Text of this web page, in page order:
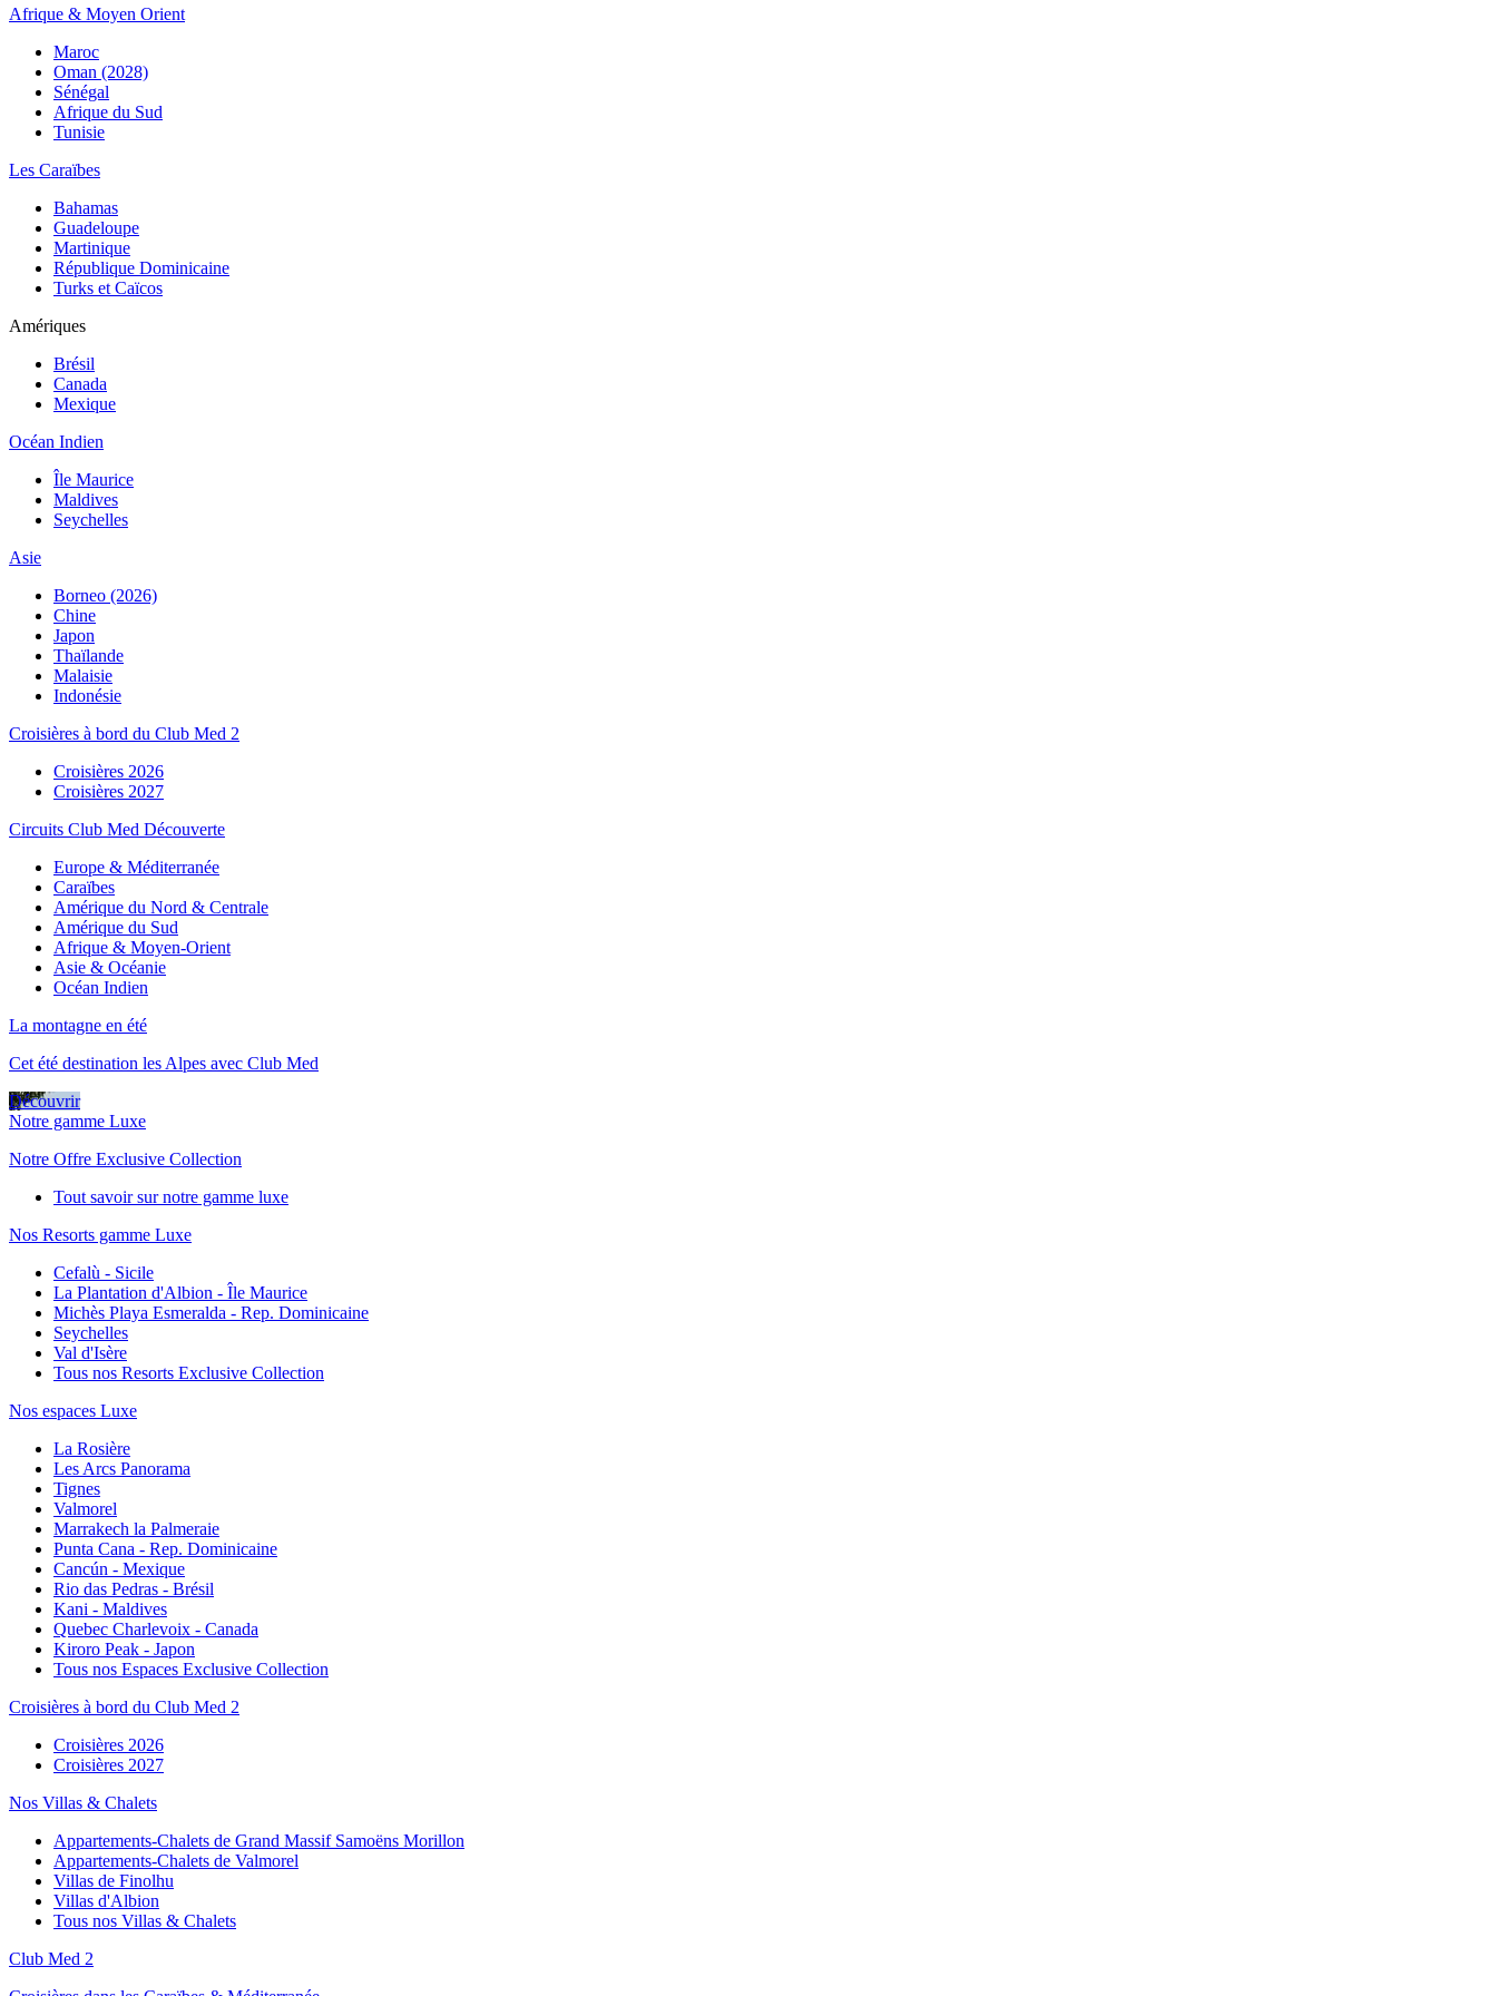
Afrique & Moyen Orient
Maroc
Oman (2028)
Sénégal
Afrique du Sud
Tunisie
Les Caraïbes
Bahamas
Guadeloupe
Martinique
République Dominicaine
Turks et Caïcos
Amériques
Brésil
Canada
Mexique
Océan Indien
Île Maurice
Maldives
Seychelles
Asie
Borneo (2026)
Chine
Japon
Thaïlande
Malaisie
Indonésie
Croisières à bord du Club Med 2
Croisières 2026
Croisières 2027
Circuits Club Med Découverte
Europe & Méditerranée
Caraïbes
Amérique du Nord & Centrale
Amérique du Sud
Afrique & Moyen-Orient
Asie & Océanie
Océan Indien
La montagne en été
Cet été destination les Alpes avec Club Med
Découvrir
Notre gamme Luxe
Notre Offre Exclusive Collection
Tout savoir sur notre gamme luxe
Nos Resorts gamme Luxe
Cefalù - Sicile
La Plantation d'Albion - Île Maurice
Michès Playa Esmeralda - Rep. Dominicaine
Seychelles
Val d'Isère
Tous nos Resorts Exclusive Collection
Nos espaces Luxe
La Rosière
Les Arcs Panorama
Tignes
Valmorel
Marrakech la Palmeraie
Punta Cana - Rep. Dominicaine
Cancún - Mexique
Rio das Pedras - Brésil
Kani - Maldives
Quebec Charlevoix - Canada
Kiroro Peak - Japon
Tous nos Espaces Exclusive Collection
Croisières à bord du Club Med 2
Croisières 2026
Croisières 2027
Nos Villas & Chalets
Appartements-Chalets de Grand Massif Samoëns Morillon
Appartements-Chalets de Valmorel
Villas de Finolhu
Villas d'Albion
Tous nos Villas & Chalets
Club Med 2